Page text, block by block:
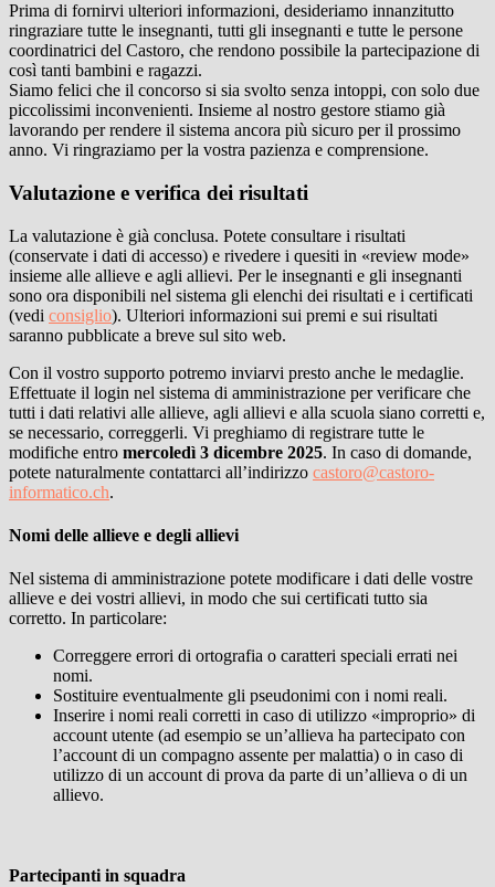
Prima di fornirvi ulteriori informazioni, desideriamo innanzitutto
ringraziare tutte le insegnanti, tutti gli insegnanti e tutte le persone
coordinatrici del Castoro, che rendono possibile la partecipazione di
così tanti bambini e ragazzi.
Siamo felici che il concorso si sia svolto senza intoppi, con solo due
piccolissimi inconvenienti. Insieme al nostro gestore stiamo già
lavorando per rendere il sistema ancora più sicuro per il prossimo
anno. Vi ringraziamo per la vostra pazienza e comprensione.
Valutazione e verifica dei risultati
La valutazione è già conclusa. Potete consultare i risultati
(conservate i dati di accesso) e rivedere i quesiti in «review mode»
insieme alle allieve e agli allievi. Per le insegnanti e gli insegnanti
sono ora disponibili nel sistema gli elenchi dei risultati e i certificati
(vedi consiglio). Ulteriori informazioni sui premi e sui risultati
saranno pubblicate a breve sul sito web.
Con il vostro supporto potremo inviarvi presto anche le medaglie.
Effettuate il login nel sistema di amministrazione per verificare che
tutti i dati relativi alle allieve, agli allievi e alla scuola siano corretti e,
se necessario, correggerli. Vi preghiamo di registrare tutte le
modifiche entro mercoledì 3 dicembre 2025. In caso di domande,
potete naturalmente contattarci all’indirizzo castoro@castoro-
informatico.ch.
Nomi delle allieve e degli allievi
Nel sistema di amministrazione potete modificare i dati delle vostre
allieve e dei vostri allievi, in modo che sui certificati tutto sia
corretto. In particolare:
Correggere errori di ortografia o caratteri speciali errati nei
nomi.
Sostituire eventualmente gli pseudonimi con i nomi reali.
Inserire i nomi reali corretti in caso di utilizzo «improprio» di
account utente (ad esempio se un’allieva ha partecipato con
l’account di un compagno assente per malattia) o in caso di
utilizzo di un account di prova da parte di un’allieva o di un
allievo.
Partecipanti in squadra